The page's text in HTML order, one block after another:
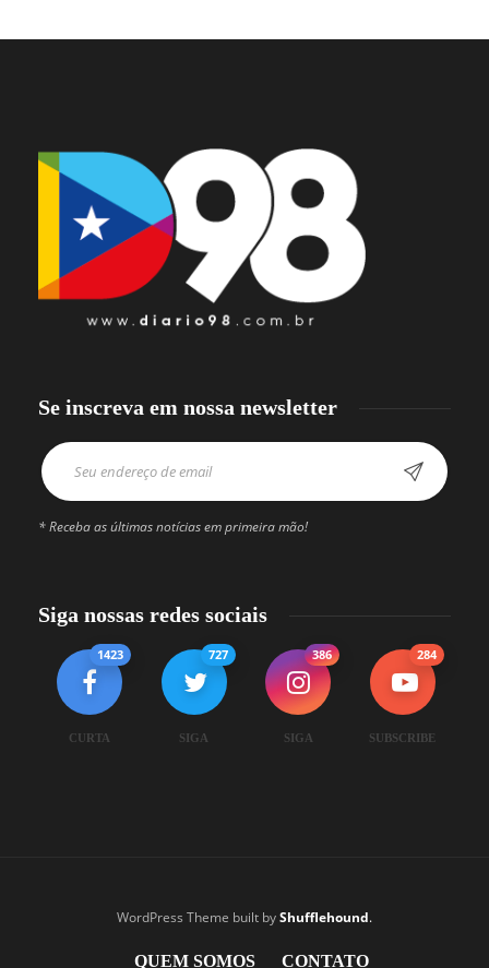
Se inscreva em nossa newsletter
* Receba as últimas notícias em primeira mão!
Siga nossas redes sociais
1423
CURTA
727
SIGA
386
SIGA
284
SUBSCRIBE
WordPress Theme built byShufflehound.
QUEM SOMOS CONTATO